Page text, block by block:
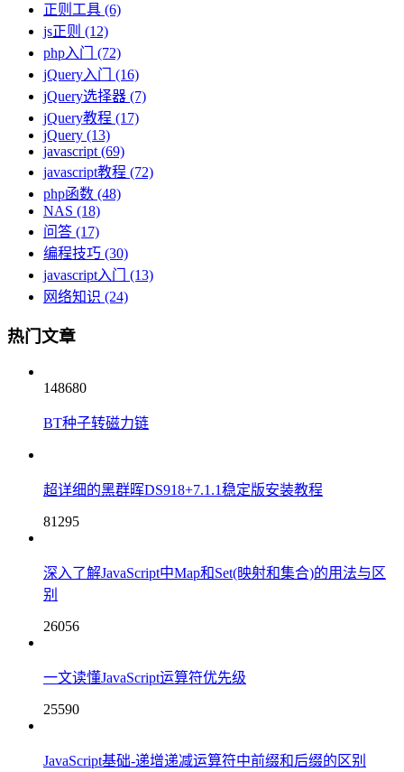
正则工具 (6)
js正则 (12)
php入门
(72)
jQuery入门
(16)
jQuery选择器 (7)
jQuery教程 (17)
jQuery (13)
javascript (69)
javascript教程 (72)
php函数 (48)
NAS (18)
问答 (17)
编程技巧 (30)
javascript入门
(13)
网络知识 (24)
热门文章
148680
BT种子转磁力链
超详细的黑群晖DS918+7.1.1稳定版安装教程
81295
深入了解JavaScript中Map和Set(映射和集合)的用法与区
别
26056
一文读懂JavaScript运算符优先级
25590
JavaScript基础-递增递减运算符中前缀和后缀的区别